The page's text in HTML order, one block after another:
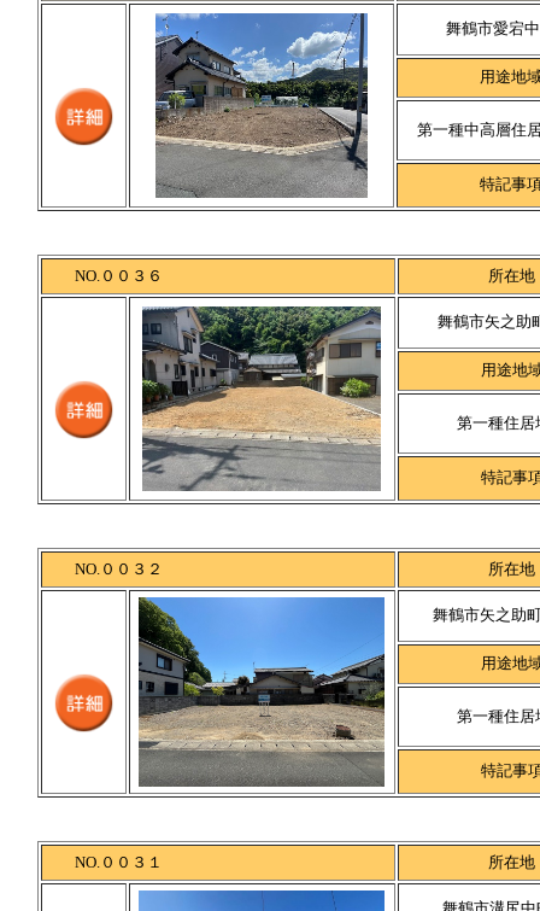
舞鶴市愛宕
用途地
第一種中高層住
特記事
NO.００３６ 所在地
舞鶴市矢之助
用途地
第一種住居
特記事
NO.００３２ 所在地
舞鶴市矢之助
用途地
第一種住居
特記事
NO.００３１ 所在地